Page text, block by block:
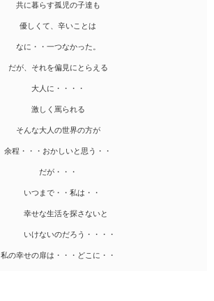
共に暮らす孤児の子達も
優しくて、辛いことは
なに・・一つなかった。
だが、それを偏見にとらえる
大人に・・・・
激しく罵られる
そんな大人の世界の方が
余程・・・おかしいと思う・・
だが・・・
いつまで・・私は・・
幸せな生活を探さないと
いけないのだろう・・・・
私の幸せの扉は・・・どこに・・